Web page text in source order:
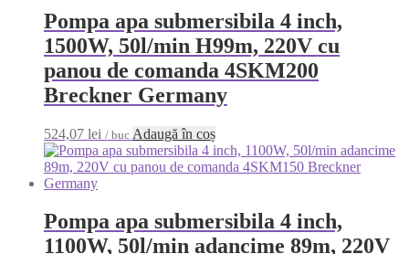
Pompa apa submersibila 4 inch,
1500W, 50l/min H99m, 220V cu
panou de comanda 4SKM200
Breckner Germany
524,07 lei / buc Adaugă în coș
Pompa apa submersibila 4 inch,
1100W, 50l/min adancime 89m, 220V